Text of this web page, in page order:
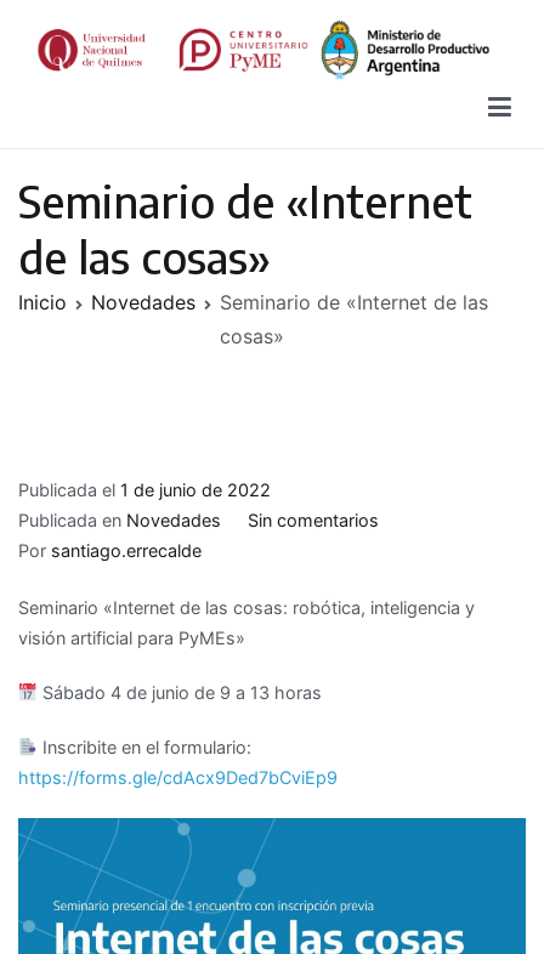
contenido
El Centro Universitario PyME es una nueva propuesta de asistencia
empresas y cadenas de valor estratégicas.
Seminario de «Internet
de las cosas»
Inicio Novedades
Seminario de «Internet de las
cosas»
Publicada el 1 de junio de 2022
Publicada en Novedades Sin comentariosen
«Internet
Por santiago.errecalde
Seminario «Internet de las cosas: robótica, inteligencia y
visión artificial para PyMEs»
Sábado 4 de junio de 9 a 13 horas
Inscribite en el formulario:
https://forms.gle/cdAcx9Ded7bCviEp9